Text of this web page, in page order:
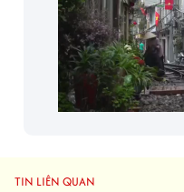
TIN LIÊN QUAN